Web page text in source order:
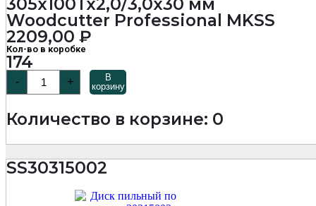
Woodcutter Professional MKSS
2209,00 ₽
Кол-во в коробке
174
-
товара
SS3030
пильный
дереву
мм
Woodcutter
Professional
+
В
корзину
Количество в корзине: 0
SS30315002